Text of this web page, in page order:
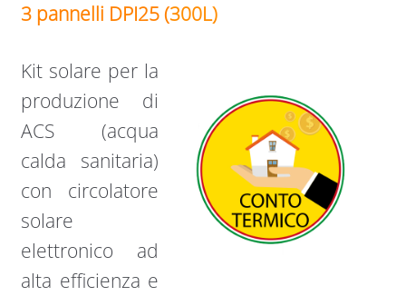
3 pannelli DPI25 (300L)
Kit solare per la
produzione di
ACS (acqua
calda sanitaria)
con circolatore
solare
elettronico ad
alta efficienza e